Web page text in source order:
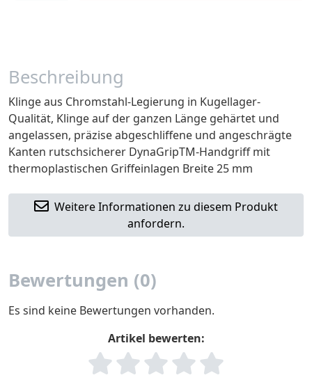
Beschreibung
Klinge aus Chromstahl-Legierung in Kugellager-
Qualität, Klinge auf der ganzen Länge gehärtet und
angelassen, präzise abgeschliffene und angeschrägte
Kanten rutschsicherer DynaGripTM-Handgriff mit
thermoplastischen Griffeinlagen Breite 25 mm
Weitere Informationen zu diesem Produkt
anfordern.
Bewertungen (0)
Es sind keine Bewertungen vorhanden.
Artikel bewerten: